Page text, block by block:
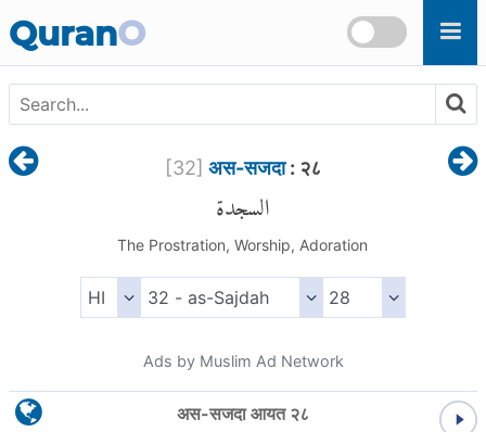
QuranO
[32] अस-सजदा: २८
السجدة
The Prostration, Worship, Adoration
Ads by Muslim Ad Network
अस-सजदा आयत २८